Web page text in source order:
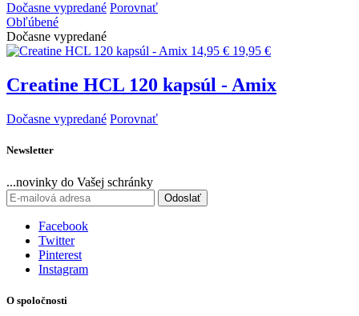
Dočasne vypredané Porovnať
Obľúbené
Dočasne vypredané
14,95 € 19,95 €
Creatine HCL 120 kapsúl - Amix
Dočasne vypredané Porovnať
Newsletter
...novinky do Vašej schránky
Odoslať
Facebook
Twitter
Pinterest
Instagram
O spoločnosti